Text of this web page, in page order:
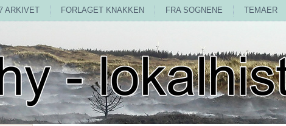
ARKIVET FORLAGET KNAKKEN FRA SOGNENE TEMAER